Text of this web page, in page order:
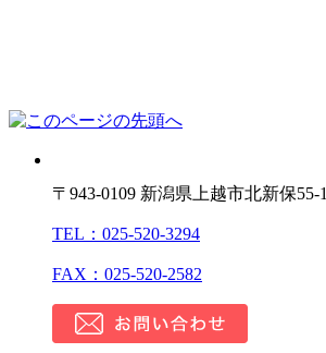
〒943-0109 新潟県上越市北新保55-1
TEL：025-520-3294
FAX：025-520-2582